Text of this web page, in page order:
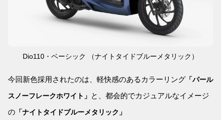
Dio110・ベーシック （ナイトタイドブルーメタリック）
今回新色採用されたのは、軽快感のあるカラーリング 「パール
スノーフレークホワイト」 と、都会的でカジュアルなイメージ
の 「ナイトタイドブルーメタリック」